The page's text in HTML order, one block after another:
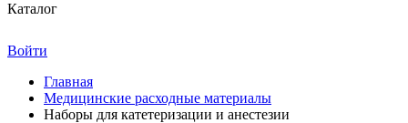
Каталог
Войти
Главная
Медицинские расходные материалы
Наборы для катетеризации и анестезии